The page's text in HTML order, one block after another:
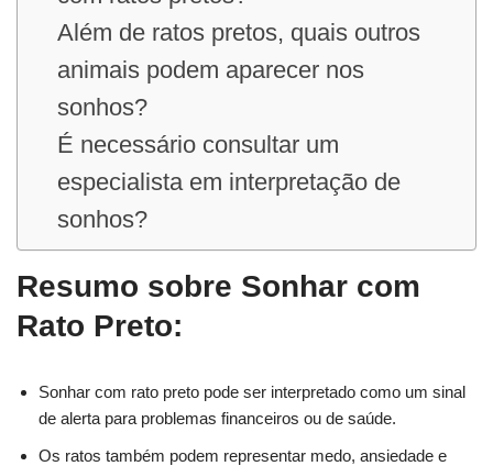
Além de ratos pretos, quais outros
animais podem aparecer nos
sonhos?
É necessário consultar um
especialista em interpretação de
sonhos?
Resumo sobre Sonhar com
Rato Preto:
Sonhar com rato preto pode ser interpretado como um sinal
de alerta para problemas financeiros ou de saúde.
Os ratos também podem representar medo, ansiedade e